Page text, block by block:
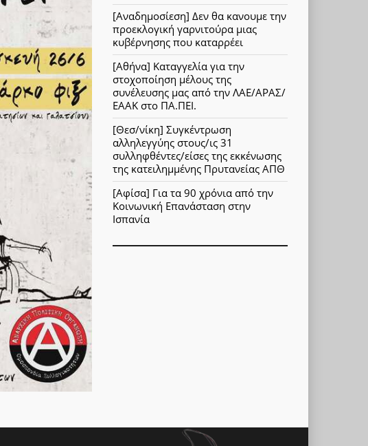
[Αναδημοσίεση] Δεν θα κανουμε την
προεκλογική γαρνιτούρα μιας
κυβέρνησης που καταρρέει
[Αθήνα] Καταγγελία για την
στοχοποίηση μέλους της
συνέλευσης μας από την ΛΑΕ/ΑΡΑΣ/
ΕΑΑΚ στο ΠΑ.ΠΕΙ.
[Θεσ/νίκη] Συγκέντρωση
αλληλεγγύης στους/ις 31
συλληφθέντες/είσες της εκκένωσης
της κατειλημμένης Πρυτανείας ΑΠΘ
[Αφίσα] Για τα 90 χρόνια από την
Κοινωνική Επανάσταση στην
Ισπανία